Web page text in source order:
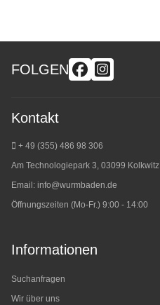
FOLGEN
Kontakt
+ 49 (355) 486 98 306
Am Technologiepark 3, 03099 Kolkwitz
Email: info@wurmbaden.de
Öffnungszeiten (Mo-Fr.) 9:00 - 14:00
Informationen
Suchanfragen
Wir über uns